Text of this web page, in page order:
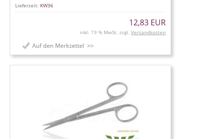
Lieferzeit: KW36
12,83 EUR
inkl. 19 % MwSt. zzgl. Versandkosten